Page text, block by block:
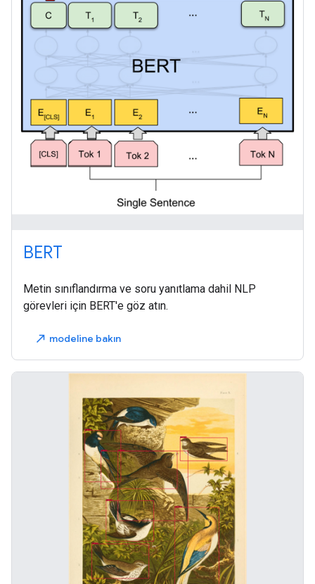
BERT
Metin sınıflandırma ve soru yanıtlama dahil NLP
görevleri için BERT'e göz atın.
north_east modeline bakın